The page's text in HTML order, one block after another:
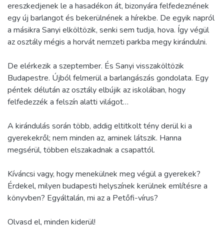
ereszkedjenek le a hasadékon át, bizonyára felfedeznének
egy új barlangot és bekerülnének a hírekbe. De egyik napról
a másikra Sanyi elköltözik, senki sem tudja, hova. Így végül
az osztály mégis a horvát nemzeti parkba megy kirándulni.
De elérkezik a szeptember. És Sanyi visszaköltözik
Budapestre. Újból felmerül a barlangászás gondolata. Egy
péntek délután az osztály elbújik az iskolában, hogy
felfedezzék a felszín alatti világot…
A kirándulás során több, addig eltitkolt tény derül ki a
gyerekekről; nem minden az, aminek látszik. Hanna
megsérül, többen elszakadnak a csapattól.
Kíváncsi vagy, hogy menekülnek meg végül a gyerekek?
Érdekel, milyen budapesti helyszínek kerülnek említésre a
könyvben? Egyáltalán, mi az a Petőfi-vírus?
Olvasd el, minden kiderül!